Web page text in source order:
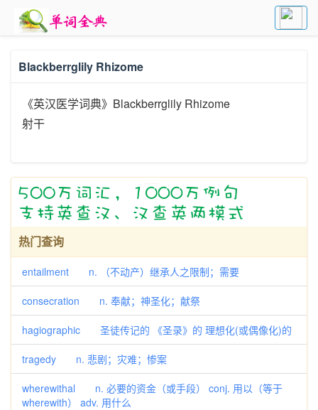
Blackberrglily Rhizome
《英汉医学词典》Blackberrglily Rhizome
射干
热门查询
entailment n. （不动产）继承人之限制；需要
consecration n. 奉献；神圣化；献祭
hagiographic 圣徒传记的 《圣录》的 理想化(或偶像化)的
tragedy n. 悲剧；灾难；惨案
wherewithal n. 必要的资金（或手段） conj. 用以（等于
wherewith） adv. 用什么